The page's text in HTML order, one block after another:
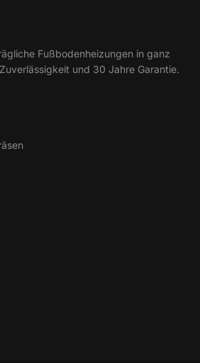
Fußbodenheizungen in ganz
und 30 Jahre Garantie.